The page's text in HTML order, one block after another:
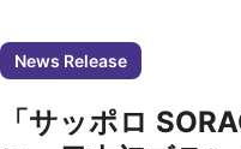
News Release
「サッポロ